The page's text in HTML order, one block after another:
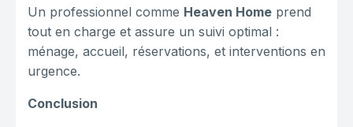
Un professionnel comme Heaven Home prend
tout en charge et assure un suivi optimal :
ménage, accueil, réservations, et interventions en
urgence.
Conclusion